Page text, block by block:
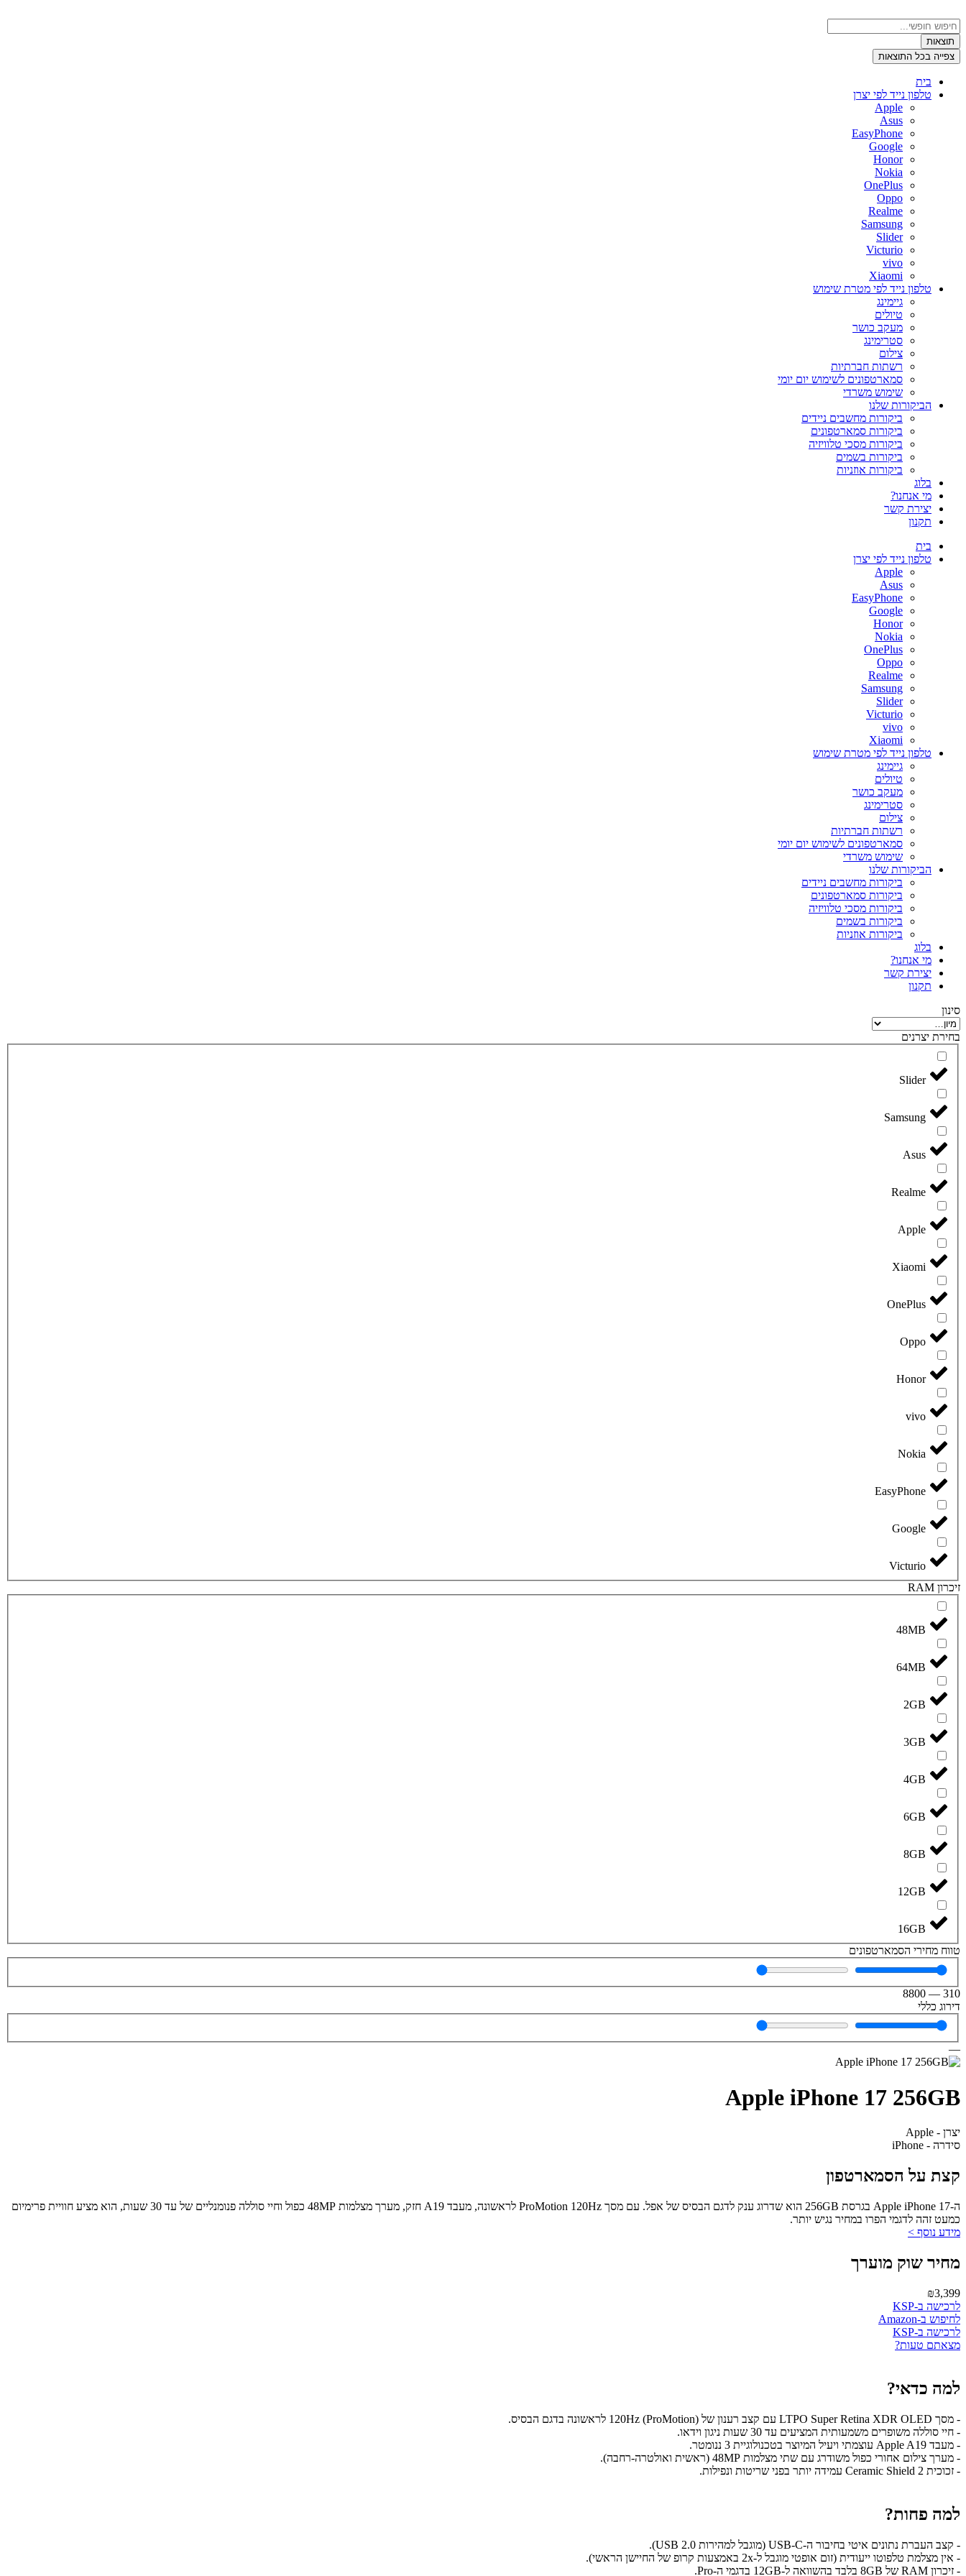
לתוכן
Search
...תוצאות
צפייה בכל התוצאות
בית
טלפון נייד לפי יצרן
Apple
Asus
EasyPhone
Google
Honor
Nokia
OnePlus
Oppo
Realme
Samsung
Slider
Victurio
vivo
Xiaomi
טלפון נייד לפי מטרת שימוש
גיימינג
טיולים
מעקב כושר
סטרימינג
צילום
רשתות חברתיות
סמארטפונים לשימוש יום יומי
שימוש משרדי
הביקורות שלנו
ביקורות מחשבים ניידים
ביקורות סמארטפונים
ביקורות מסכי טלוויזיה
ביקורות בשמים
ביקורות אוזניות
בלוג
מי אנחנו?
יצירת קשר
תקנון
בית
טלפון נייד לפי יצרן
Apple
Asus
EasyPhone
Google
Honor
Nokia
OnePlus
Oppo
Realme
Samsung
Slider
Victurio
vivo
Xiaomi
טלפון נייד לפי מטרת שימוש
גיימינג
טיולים
מעקב כושר
סטרימינג
צילום
רשתות חברתיות
סמארטפונים לשימוש יום יומי
שימוש משרדי
הביקורות שלנו
ביקורות מחשבים ניידים
ביקורות סמארטפונים
ביקורות מסכי טלוויזיה
ביקורות בשמים
ביקורות אוזניות
בלוג
מי אנחנו?
יצירת קשר
תקנון
סינון
בחירת יצרנים
Slider
Samsung
Asus
Realme
Apple
Xiaomi
OnePlus
Oppo
Honor
vivo
Nokia
EasyPhone
Google
Victurio
זיכרון RAM
48MB
64MB
2GB
3GB
4GB
6GB
8GB
12GB
16GB
טווח מחירי הסמארטפונים
310
—
8800
דירוג כללי
—
Apple iPhone 17 256GB
יצרן - Apple
סידרה - iPhone
קצת על הסמארטפון
ה-Apple iPhone 17 בגרסת 256GB הוא שדרוג ענק לדגם הבסיס של אפל. עם מסך ProMotion 120Hz לראשונה, מעבד A19 חזק, מערך מצלמות 48MP כפול וחיי סוללה פנומנליים של עד 30 שעות, הוא מציע חוויית פרימיום
כמעט זהה לדגמי הפרו במחיר נגיש יותר.
מידע נוסף >
מחיר שוק מוערך
₪3,399
לרכישה ב-KSP
לחיפוש ב-Amazon
לרכישה ב-KSP
מצאתם טעות?
למה כדאי?
- מסך LTPO Super Retina XDR OLED עם קצב רענון של 120Hz (ProMotion) לראשונה בדגם הבסיס.
- חיי סוללה משופרים משמעותית המציעים עד 30 שעות ניגון וידאו.
- מעבד Apple A19 עוצמתי ויעיל המיוצר בטכנולוגיית 3 ננומטר.
- מערך צילום אחורי כפול משודרג עם שתי מצלמות 48MP (ראשית ואולטרה-רחבה).
- זכוכית Ceramic Shield 2 עמידה יותר בפני שריטות ונפילות.
למה פחות?
- קצב העברת נתונים איטי בחיבור ה-USB-C (מוגבל למהירות USB 2.0).
- אין מצלמת טלפוטו ייעודית (זום אופטי מוגבל ל-2x באמצעות קרופ של החיישן הראשי).
- זיכרון RAM של 8GB בלבד בהשוואה ל-12GB בדגמי ה-Pro.